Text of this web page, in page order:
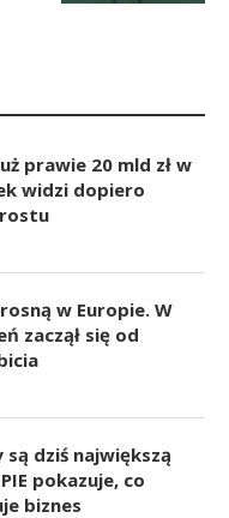
prawie 20 mld zł w
widzi dopiero
w Europie. W
zaczął się od
dziś największą
pokazuje, co
biznes